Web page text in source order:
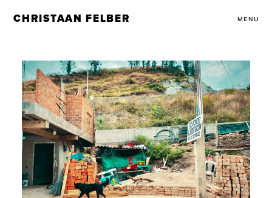
CHRISTAAN FELBER MENU